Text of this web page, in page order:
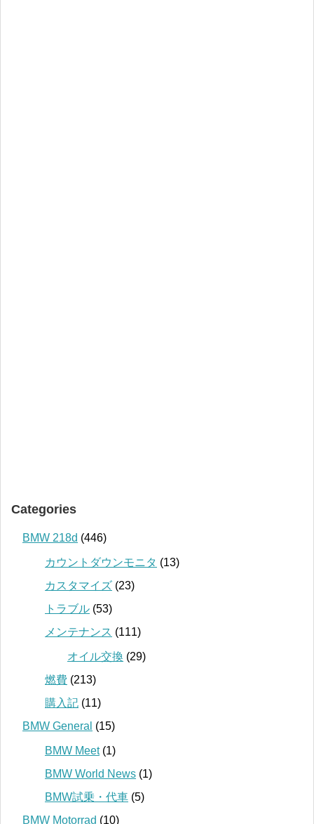
Categories
BMW 218d (446)
カウントダウンモニタ (13)
カスタマイズ (23)
トラブル (53)
メンテナンス (111)
オイル交換 (29)
燃費 (213)
購入記 (11)
BMW General (15)
BMW Meet(1)
BMW World News (1)
BMW試乗・代車 (5)
BMW Motorrad (10)